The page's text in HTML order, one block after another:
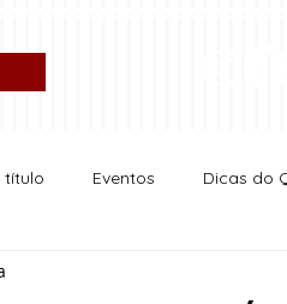
título Eventos Dicas do